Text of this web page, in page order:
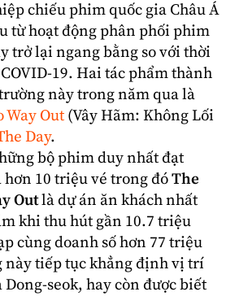
chiếu phim quốc gia Châu Á
từ hoạt động phân phối phim
trở lại ngang bằng so với thời
19. Hai tác phẩm thành
này trong năm qua là
Way Out (Vây Hãm: Không Lối
Day.
bộ phim duy nhất đạt
10 triệu vé trong đóThe
Outlà dự án ăn khách nhất
khi thu hút gần 10.7 triệu
cùng doanh số hơn 77 triệu
này tiếp tục khẳng định vị trí
Dong-seok, hay còn được biết